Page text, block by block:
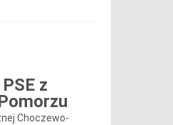
z
Choczewo-